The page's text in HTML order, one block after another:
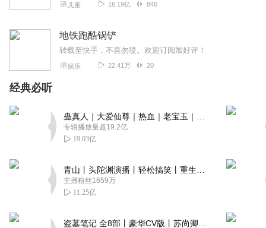
儿童 16.19亿 846
地铁跑酷锅铲
转载至快手，不喜勿喷。欢迎订阅加好评！
娱乐 22.41万 20
经典必听
专辑播放量超19.2亿
19.03亿
主播粉丝1659万
11.25亿